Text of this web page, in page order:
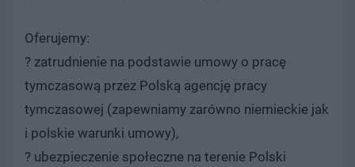
Oferujemy:
? zatrudnienie na podstawie umowy o pracę
tymczasową przez Polską agencję pracy
tymczasowej (zapewniamy zarówno niemieckie jak
i polskie warunki umowy),
? ubezpieczenie społeczne na terenie Polski